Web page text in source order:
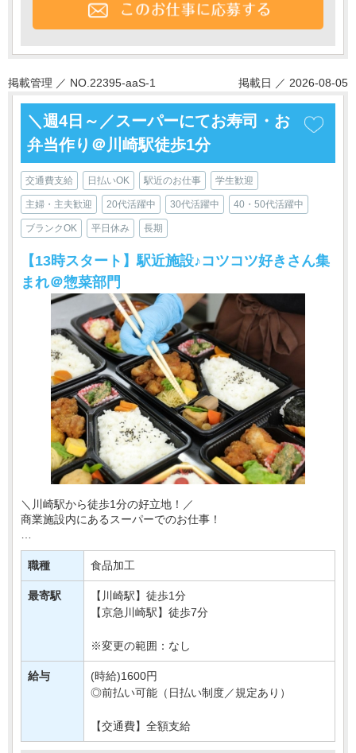
掲載管理 ／ NO.22395-aaS-1 掲載日 ／ 2026-08-05
＼週4日～／スーパーにてお寿司・お
弁当作り＠川崎駅徒歩1分
交通費支給 日払いOK 駅近のお仕事 学生歓迎
主婦・主夫歓迎 20代活躍中 30代活躍中 40・50代活躍中
ブランクOK 平日休み 長期
【13時スタート】駅近施設♪コツコツ好きさん集
まれ＠惣菜部門
＼川崎駅から徒歩1分の好立地！／
商業施設内にあるスーパーでのお仕事！
あなたには、
スーパーの惣菜部門でご活躍いただきます！
お惣菜の調理やパック詰めなど♪
「コツコツ作業が得意！」⇒そんな方へお・・・
職種 食品加工
最寄駅
【川崎駅】徒歩1分
【京急川崎駅】徒歩7分
※変更の範囲：なし
給与
(時給)1600円
◎前払い可能（日払い制度／規定あり）
【交通費】全額支給